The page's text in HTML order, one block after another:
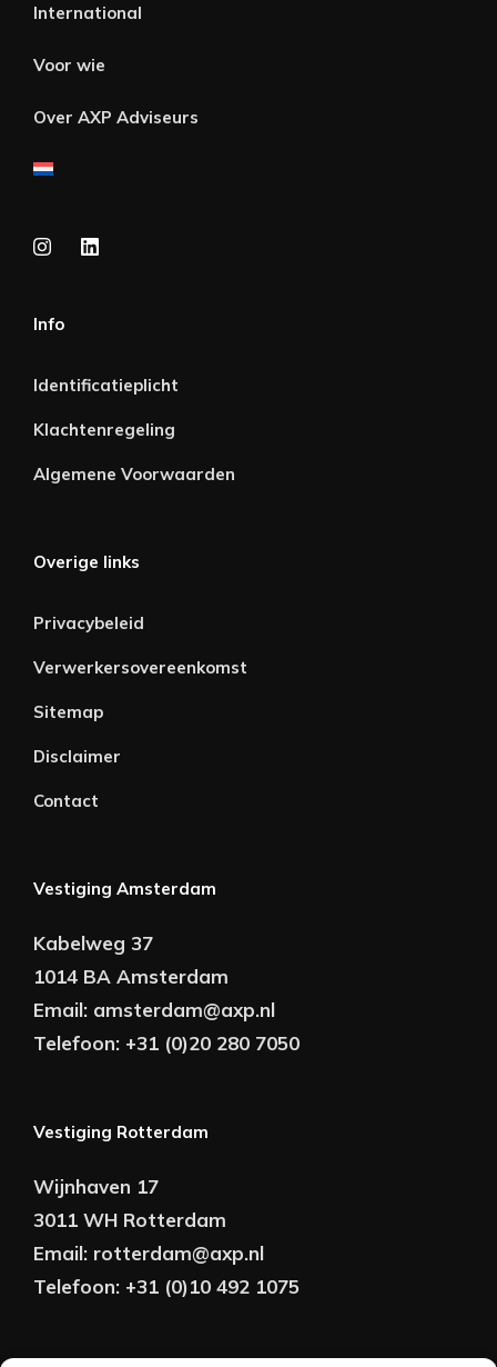
International
Voor wie
Over AXP Adviseurs
Info
Identificatieplicht
Klachtenregeling
Algemene Voorwaarden
Overige links
Privacybeleid
Verwerkersovereenkomst
Sitemap
Disclaimer
Contact
Vestiging Amsterdam
Kabelweg 37
1014 BA Amsterdam
Email: amsterdam@axp.nl
Telefoon: +31 (0)20 280 7050
Vestiging Rotterdam
Wijnhaven 17
3011 WH Rotterdam
Email: rotterdam@axp.nl
Telefoon: +31 (0)10 492 1075